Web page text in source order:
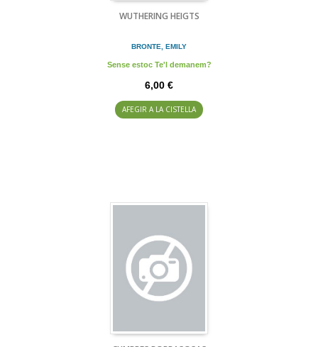
WUTHERING HEIGTS
BRONTE, EMILY
Sense estoc Te'l demanem?
6,00 €
AFEGIR A LA CISTELLA